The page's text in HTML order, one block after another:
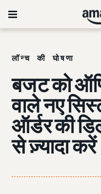
लॉन्च की घोषणा
बजट को
वाले नए
ऑर्डर की
से ज़्यादा करें